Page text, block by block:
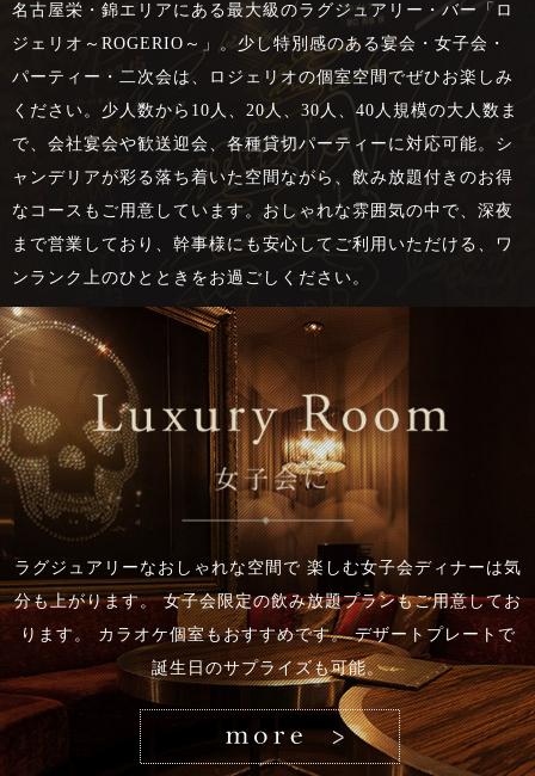
名古屋栄・錦エリアにある最大級のラグジュアリー・バー「ロ
ジェリオ～ROGERIO～」。少し特別感のある宴会・女子会・
パーティー・二次会は、ロジェリオの個室空間でぜひお楽しみ
ください。少人数から10人、20人、30人、40人規模の大人数ま
で、会社宴会や歓送迎会、各種貸切パーティーに対応可能。シ
ャンデリアが彩る落ち着いた空間ながら、飲み放題付きのお得
なコースもご用意しています。おしゃれな雰囲気の中で、深夜
まで営業しており、幹事様にも安心してご利用いただける、ワ
ンランク上のひとときをお過ごしください。
ラグジュアリーなおしゃれな空間で 楽しむ女子会ディナーは気
分も上がります。 女子会限定の飲み放題プランもご用意してお
ります。 カラオケ個室もおすすめです。 デザートプレートで
誕生日のサプライズも可能。